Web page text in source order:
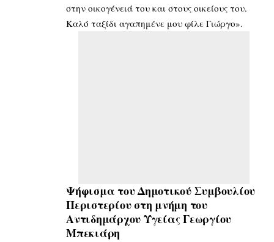
στην οικογένειά του και στους οικείους του.
Καλό ταξίδι αγαπημένε μου φίλε Γιώργο».
Ψήφισμα του Δημοτικού Συμβουλίου
Περιστερίουστη μνήμη του
Αντιδημάρχου Υγείας Γεωργίου
Μπεκιάρη